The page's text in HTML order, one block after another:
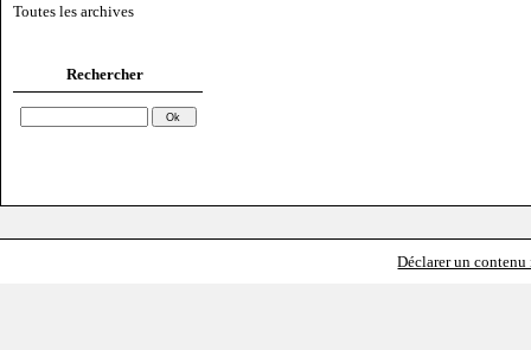
Toutes les archives
Rechercher
Déclarer un